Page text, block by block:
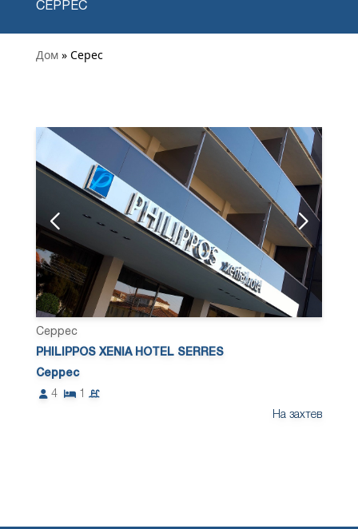
СЕРРЕС
Дом » Серес
Серрес
PHILIPPOS XENIA HOTEL SERRES
Серрес
4
1
На захтев